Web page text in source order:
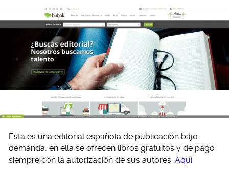
Esta es una editorial española de publicación bajo
demanda, en ella se ofrecen libros gratuitos y de pago
siempre con la autorización de sus autores. Aquí